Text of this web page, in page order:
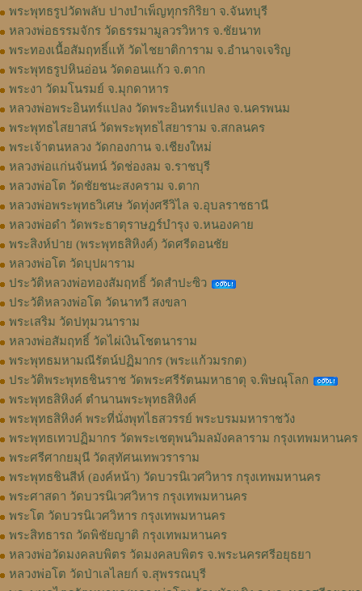
พระพุทธรูปวัดพลับ ปางบำเพ็ญทุกรกิริยา จ.จันทบุรี
หลวงพ่อธรรมจักร วัดธรรมามูลวรวิหาร จ.ชัยนาท
พระทองเนื้อสัมฤทธิ์แท้ วัดไชยาติการาม จ.อำนาจเจริญ
พระพุทธรูปหินอ่อน วัดดอนแก้ว จ.ตาก
พระงา วัดมโนรมย์ จ.มุกดาหาร
หลวงพ่อพระอินทร์แปลง วัดพระอินทร์แปลง จ.นครพนม
พระพุทธไสยาสน์ วัดพระพุทธไสยาราม จ.สกลนคร
พระเจ้าตนหลวง วัดกองกาน จ.เชียงใหม่
หลวงพ่อแก่นจันทน์ วัดช่องลม จ.ราชบุรี
หลวงพ่อโต วัดชัยชนะสงคราม จ.ตาก
หลวงพ่อพระพุทธวิเศษ วัดทุ่งศรีวิไล จ.อุบลราชธานี
หลวงพ่อดำ วัดพระธาตุราษฎร์บำรุง จ.หนองคาย
พระสิงห์ปาย (พระพุทธสิหิงค์) วัดศรีดอนชัย
หลวงพ่อโต วัดบุปผาราม
ประวัติหลวงพ่อทองสัมฤทธิ์ วัดสำปะซิว
ประวัติหลวงพ่อโต วัดนาทวี สงขลา
พระเสริม วัดปทุมวนาราม
หลวงพ่อสัมฤทธิ์ วัดไผ่เงินโชตนาราม
พระพุทธมหามณีรัตน์ปฏิมากร (พระแก้วมรกต)
ประวัติพระพุทธชินราช วัดพระศรีรัตนมหาธาตุ จ.พิษณุโลก
พระพุทธสิหิงค์ ตำนานพระพุทธสิหิงค์
พระพุทธสิหิงค์ พระที่นั่งพุทไธสวรรย์ พระบรมมหาราชวัง
พระพุทธเทวปฏิมากร วัดพระเชตุพนวิมลมังคลาราม กรุงเทพมหานคร
พระศรีศากยมุนี วัดสุทัศนเทพวราราม
พระพุทธชินสีห์ (องค์หน้า) วัดบวรนิเวศวิหาร กรุงเทพมหานคร
พระศาสดา วัดบวรนิเวศวิหาร กรุงเทพมหานคร
พระโต วัดบวรนิเวศวิหาร กรุงเทพมหานคร
พระสิทธารถ วัดพิชัยญาติ กรุงเทพมหานคร
หลวงพ่อวัดมงคลบพิตร วัดมงคลบพิตร จ.พระนครศรีอยุธยา
หลวงพ่อโต วัดป่าเลไลยก์ จ.สุพรรณบุรี